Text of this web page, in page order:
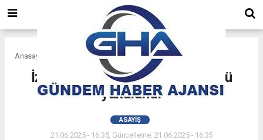
Anasayfa
İzinsiz kazı yapan 2 kişi suçüstü
yakalandı
ASAYIŞ
21.06.2025 - 16:35, Güncelleme: 21.06.2025 - 16:35